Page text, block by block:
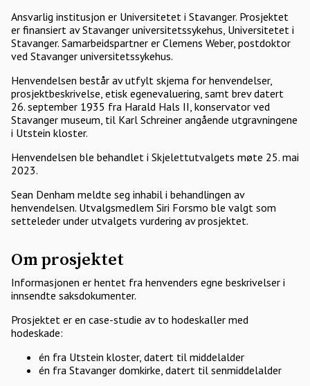
Ansvarlig institusjon er Universitetet i Stavanger. Prosjektet
er finansiert av Stavanger universitetssykehus, Universitetet i
Stavanger. Samarbeidspartner er Clemens Weber, postdoktor
ved Stavanger universitetssykehus.
Henvendelsen består av utfylt skjema for henvendelser,
prosjektbeskrivelse, etisk egenevaluering, samt brev datert
26. september 1935 fra Harald Hals II, konservator ved
Stavanger museum, til Karl Schreiner angående utgravningene
i Utstein kloster.
Henvendelsen ble behandlet i Skjelettutvalgets møte 25. mai
2023.
Sean Denham meldte seg inhabil i behandlingen av
henvendelsen. Utvalgsmedlem Siri Forsmo ble valgt som
setteleder under utvalgets vurdering av prosjektet.
Om prosjektet
Informasjonen er hentet fra henvenders egne beskrivelser i
innsendte saksdokumenter.
Prosjektet er en case-studie av to hodeskaller med
hodeskade:
én fra Utstein kloster, datert til middelalder
én fra Stavanger domkirke, datert til senmiddelalder